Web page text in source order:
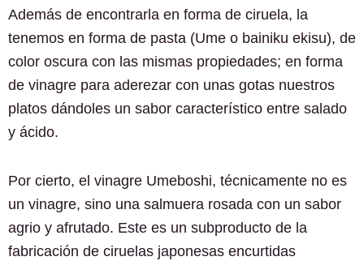
Además de encontrarla en forma de ciruela, la
tenemos en forma de pasta (Ume o bainiku ekisu), de
color oscura con las mismas propiedades; en forma
de vinagre para aderezar con unas gotas nuestros
platos dándoles un sabor característico entre salado
y ácido.
Por cierto, el vinagre Umeboshi, técnicamente no es
un vinagre, sino una salmuera rosada con un sabor
agrio y afrutado. Este es un subproducto de la
fabricación de ciruelas japonesas encurtidas